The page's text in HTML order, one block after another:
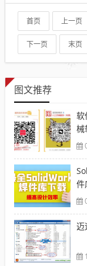
首页 上一页
下一页 末页
图文推荐
械
件
迈